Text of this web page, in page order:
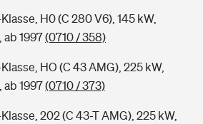
H0 (C 280 V6), 145 kW,
ab 1997(0710 / 358)
HO (C 43 AMG), 225 kW,
ab 1997(0710 / 373)
202 (C 43-T AMG), 225 kW,